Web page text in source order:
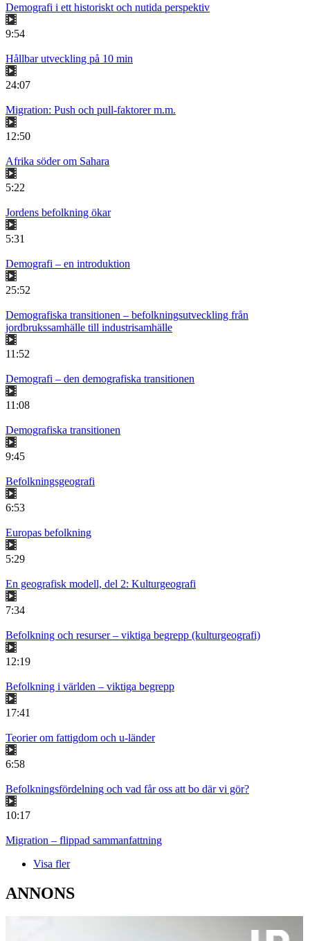
Demografi i ett historiskt och nutida perspektiv
9:54
Hållbar utveckling på 10 min
24:07
Migration: Push och pull-faktorer m.m.
12:50
Afrika söder om Sahara
5:22
Jordens befolkning ökar
5:31
Demografi – en introduktion
25:52
Demografiska transitionen – befolkningsutveckling från
jordbrukssamhälle till industrisamhälle
11:52
Demografi – den demografiska transitionen
11:08
Demografiska transitionen
9:45
Befolkningsgeografi
6:53
Europas befolkning
5:29
En geografisk modell, del 2: Kulturgeografi
7:34
Befolkning och resurser – viktiga begrepp (kulturgeografi)
12:19
Befolkning i världen – viktiga begrepp
17:41
Teorier om fattigdom och u-länder
6:58
Befolkningsfördelning och vad får oss att bo där vi gör?
10:17
Migration – flippad sammanfattning
Visa fler
ANNONS